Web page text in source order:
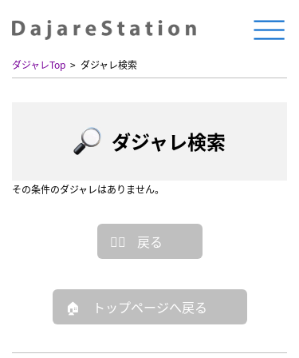
ダジャレTop ダジャレ検索
ダジャレ検索
その条件のダジャレはありません。
戻る
トップページへ戻る